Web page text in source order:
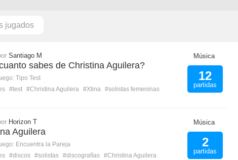
jugados
Santiago M
sabes de Christina Aguilera?
Tipo Test
#test #Christina Aguilera #Xtina #solistas femeninas
Música
12
partidas
Horizon T
Aguilera
Encuentra la Pareja
#discos #solistas #discografías #Christina Aguilera
Música
2
partidas